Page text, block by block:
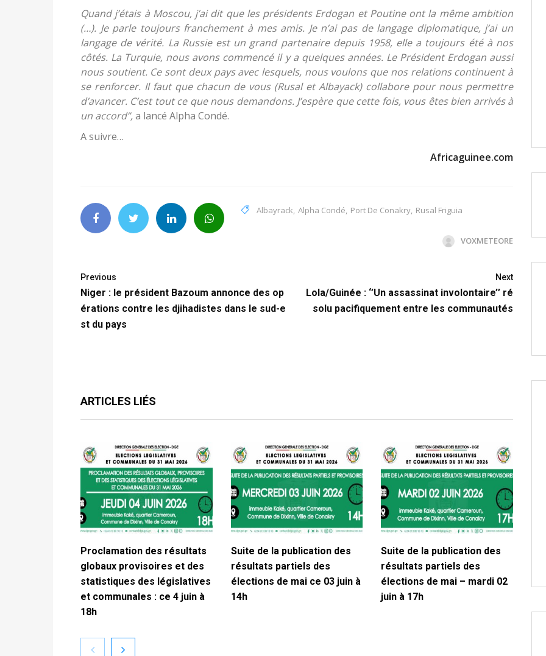
Quand j’étais à Moscou, j’ai dit que les présidents Erdogan et Poutine ont la même ambition
(…). Je parle toujours franchement à mes amis. Je n’ai pas de langage diplomatique, j’ai un
langage de vérité. La Russie est un grand partenaire depuis 1958, elle a toujours été à nos
côtés. La Turquie, nous avons commencé il y a quelques années. Le Président Erdogan aussi
nous soutient. Ce sont deux pays avec lesquels, nous voulons que nos relations continuent à
se renforcer. Il faut que chacun de vous (Rusal et Albayack) collabore pour nous permettre
d’avancer. C’est tout ce que nous demandons. J’espère que cette fois, vous êtes bien arrivés à
un accord”,a lancé Alpha Condé.
A suivre…
Africaguinee.com
Albayrack Alpha Condé Port De Conakry Rusal Friguia
VOXMETEORE
Previous
Niger : le président Bazoum annonce des op
érations contre les djihadistes dans le sud-e
st du pays
Next
Lola/Guinée : ‘’Un assassinat involontaire’’ ré
solu pacifiquement entre les communautés
ARTICLES LIÉS
Proclamation des résultats
globaux provisoires et des
statistiques des législatives
et communales : ce 4 juin à
18h
Suite de la publication des
résultats partiels des
élections de mai ce 03 juin à
14h
Suite de la publication des
résultats partiels des
élections de mai – mardi 02
juin à 17h